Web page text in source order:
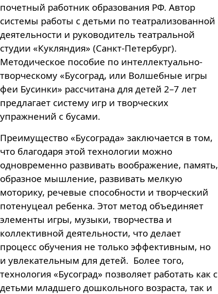
почетный работник образования РФ. Автор
системы работы с детьми по театрализованной
деятельности и руководитель театральной
студии «Кукляндия» (Санкт-Петербург).
Методическое пособие по интеллектуально-
творческому «Бусоград, или Волшебные игры
феи Бусинки» рассчитана для детей 2–7 лет
предлагает систему игр и творческих
упражнений с бусами.
Преимущество «Бусограда» заключается в том,
что благодаря этой технологии можно
одновременно развивать воображение, память,
образное мышление, развивать мелкую
моторику, речевые способности и творческий
потенуцеал ребенка. Этот метод объединяет
элементы игры, музыки, творчества и
коллективной деятельности, что делает
процесс обучения не только эффективным, но
и увлекательным для детей. Более того,
технология «Бусоград» позволяет работать как с
детьми младшего дошкольного возраста, так и